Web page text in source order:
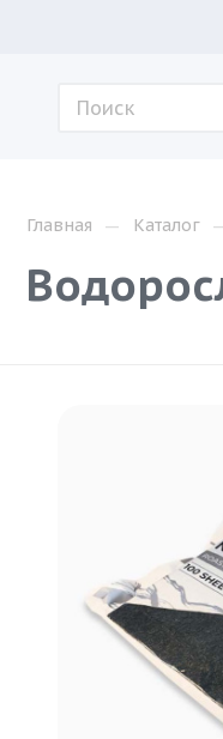
Главная — Каталог